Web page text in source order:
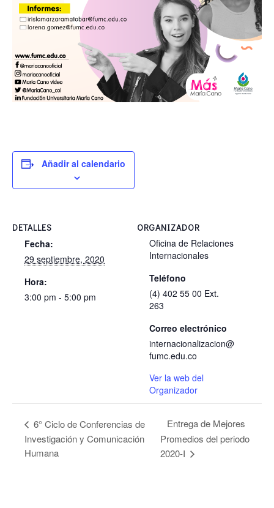
Añadir al calendario
DETALLES
Fecha:
29 septiembre, 2020
Hora:
3:00 pm - 5:00 pm
ORGANIZADOR
Oficina de Relaciones
Internacionales
Teléfono
(4) 402 55 00 Ext.
263
Correo electrónico
internacionalizacion@
fumc.edu.co
Ver la web del
Organizador
6° Ciclo de Conferencias de
Investigación y Comunicación
Humana
Entrega de Mejores
Promedios del periodo
2020-I